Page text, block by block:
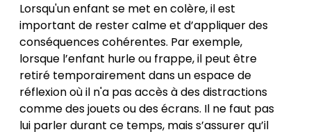
Lorsqu'un enfant se met en colère, il est
important de rester calme et d’appliquer des
conséquences cohérentes. Par exemple,
lorsque l’enfant hurle ou frappe, il peut être
retiré temporairement dans un espace de
réflexion où il n'a pas accès à des distractions
comme des jouets ou des écrans. Il ne faut pas
lui parler durant ce temps, mais s’assurer qu’il